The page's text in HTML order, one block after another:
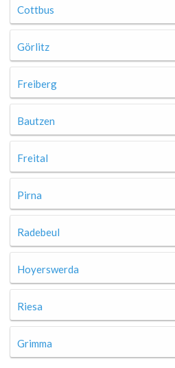
Cottbus
Görlitz
Freiberg
Bautzen
Freital
Pirna
Radebeul
Hoyerswerda
Riesa
Grimma